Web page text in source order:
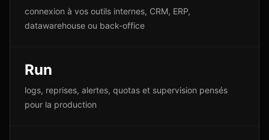
connexion à vos outils internes, CRM, ERP,
datawarehouse ou back-office
Run
logs, reprises, alertes, quotas et supervision pensés
pour la production